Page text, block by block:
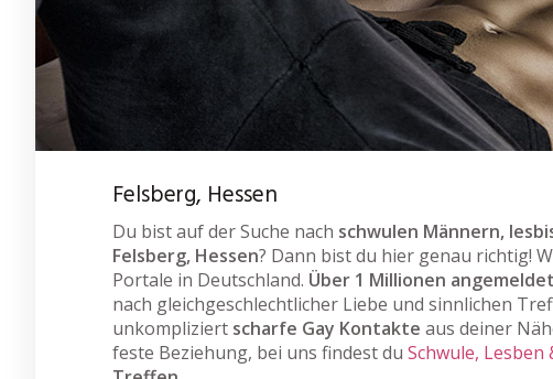
Felsberg, Hessen
Du bist auf der Suche nach schwulen Männern,
Felsberg, Hessen? Dann bist du hier genau richtig!
Portale in Deutschland. Über 1 Millionen
nach gleichgeschlechtlicher Liebe und sinnlichen
unkompliziert scharfe Gay Kontakte aus deiner
feste Beziehung, bei uns findest du Schwule, Lesben